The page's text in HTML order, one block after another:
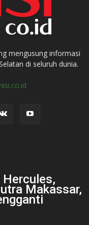
mengusung informasi
di seluruh dunia.
Hercules,
Makassar,